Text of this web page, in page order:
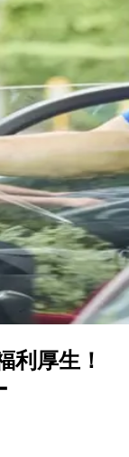
利厚生！